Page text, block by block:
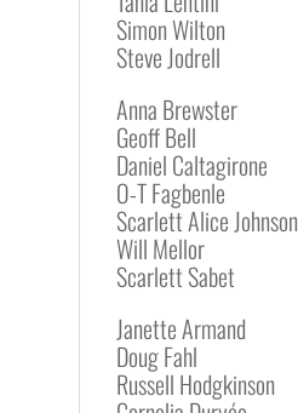
Simon Wilton
Steve Jodrell
Anna Brewster
Geoff Bell
Daniel Caltagirone
O-T Fagbenle
Scarlett Alice Johnson
Will Mellor
Scarlett Sabet
Janette Armand
Doug Fahl
Russell Hodgkinson